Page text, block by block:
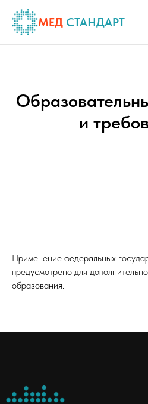
МЕД СТАНДАРТ
и
Применение федеральных
предусмотрено для
образования.